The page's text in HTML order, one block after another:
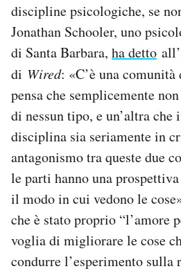
discipline psicologiche, se
Jonathan Schooler, uno
di Santa Barbara, ha detto
di Wired: «C’è una
pensa che semplicemente
di nessun tipo, e un’altra che
disciplina sia seriamente in
antagonismo tra queste due
le parti hanno una
il modo in cui vedono le
che è stato proprio “l’amore
voglia di migliorare le cose
condurre l’esperimento